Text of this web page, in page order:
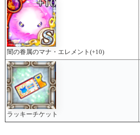
闇の眷属のマナ・エレメント(+10)
ラッキーチケット